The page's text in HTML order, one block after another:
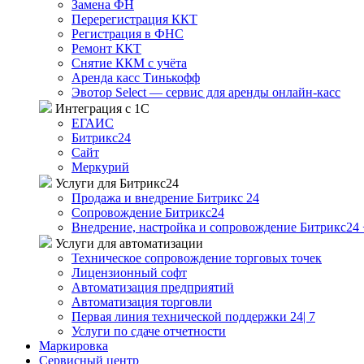
Замена ФН
Перерегистрация ККТ
Регистрация в ФНС
Ремонт ККТ
Снятие ККМ с учёта
Аренда касс Тинькофф
Эвотор Select — сервис для аренды онлайн-касс
Интеграция с 1С
ЕГАИС
Битрикс24
Сайт
Меркурий
Услуги для Битрикс24
Продажа и внедрение Битрикс 24
Сопровождение Битрикс24
Внедрение, настройка и сопровождение
Услуги для автоматизации
Техническое сопровождение торговых точек
Лицензионный софт
Автоматизация предприятий
Автоматизация торговли
Первая линия технической поддержки 24| 7
Услуги по сдаче отчетности
Маркировка
Сервисный центр